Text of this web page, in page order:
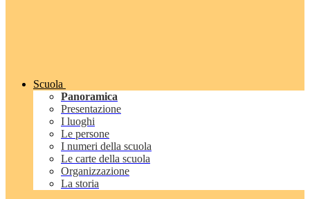
Scuola
Panoramica
Presentazione
I luoghi
Le persone
I numeri della scuola
Le carte della scuola
Organizzazione
La storia